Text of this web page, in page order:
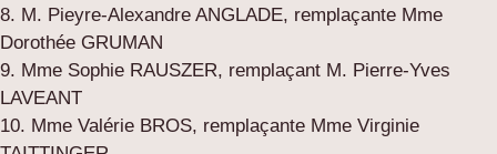
8. M. Pieyre-Alexandre ANGLADE, remplaçante Mme
Dorothée GRUMAN
9. Mme Sophie RAUSZER, remplaçant M. Pierre-Yves
LAVEANT
10. Mme Valérie BROS, remplaçante Mme Virginie